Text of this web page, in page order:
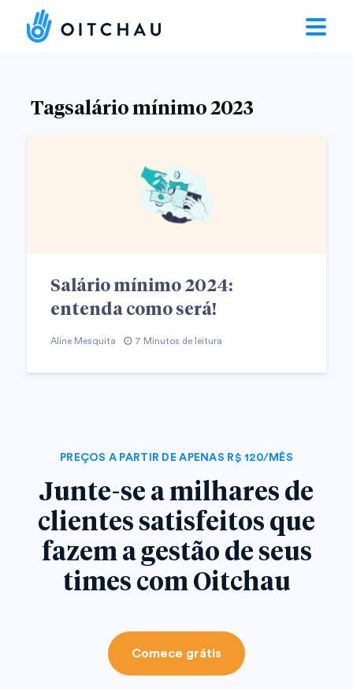
Tagsalário mínimo 2023
Salário mínimo 2024:
entenda como será!
Aline Mesquita 7 Minutos de leitura
PREÇOS A PARTIR DE APENAS R$ 120/MÊS
Junte-se a milhares de
clientes satisfeitos que
fazem a gestão de seus
times com Oitchau
Comece grátis